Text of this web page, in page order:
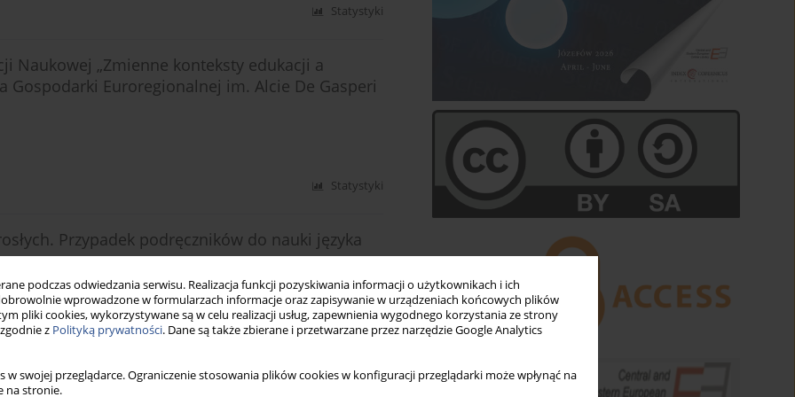
podczas odwiedzania serwisu. Realizacja funkcji pozyskiwania informacji o użytkownikach i ich
wprowadzone w formularzach informacje oraz zapisywanie w urządzeniach końcowych plików
pliki cookies, wykorzystywane są w celu realizacji usług, zapewnienia wygodnego korzystania ze strony
z Polityką prywatności. Dane są także zbierane i przetwarzane przez narzędzie Google Analytics
w swojej przeglądarce. Ograniczenie stosowania plików cookies w konfiguracji przeglądarki może wpłynąć na
na stronie.
Statystyki
Naukowej „Zmienne konteksty edukacji a
Gospodarki Euroregionalnej im. Alcie De Gasperi
Statystyki
Przypadek podręczników do nauki języka
Statystyki